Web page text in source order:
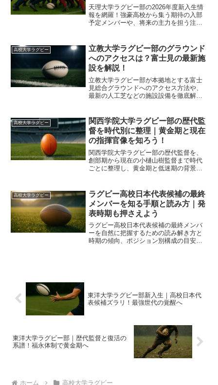
天理大学ラグビー部の2026年度新入生情
報を網羅！強豪高校から集う期待の入部
予定メンバーや、将来の主力を担う注目
ング傾向や、育成の要となる期待のルー
キーたちの情報をいち早くチェックし
て、次シーズンの戦力を分析しましょ
う。
高校大学ラグビー
立教大学ラグビー部のグラウンド
へのアクセスは？富士見の最新施
設を解説！
立教大学ラグビー部が本拠地とする富士
見総合グラウンドへのアクセス方法や、
最新の人工芝などの施設設備を徹底解説
のバス時刻表や周辺コンビニ情報まで網
羅しました。
高校大学ラグビー
関西学院大学ラグビー部の歴代監
督を時代別に整理｜黄金期と現在
の指揮官像を知ろう！
関西学院大学ラグビー部の歴代監督を、
創部期から現在の小樋山樹監督まで時代
ごとに整理し、黄金期と低迷期の背景や
後のチーム像もイメージできる内容で、
観戦や進路を考える際の参考にもなりま
す。
高校大学ラグビー
ラグビー高校日本代表候補の最終
メンバーを知る手順と読み方｜発
表時期も押さえよう
ラグビー高校日本代表候補の最終メンバ
ーを自然に把握するための読み解き方と
時期の傾向、ポジション別構成の目安、
東洋大学ラグビー部新入生｜高校日本代
表候補ズラリ！最強世代の覚醒へ
東洋大学ラグビー部｜歴代監督と復活の
系譜！福永体制で黄金期へ
ホーム 高校大学ラグビー